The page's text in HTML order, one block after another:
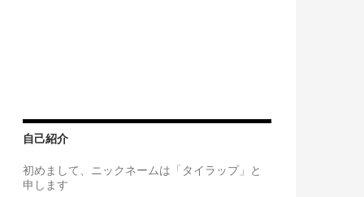
自己紹介
初めまして、ニックネームは「タイラップ」と
申します